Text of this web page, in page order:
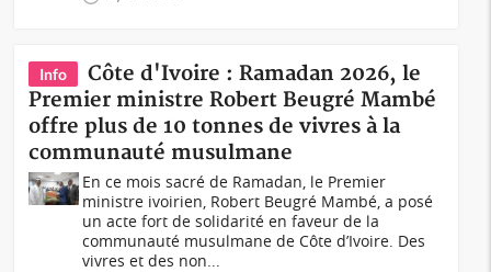
Info
Côte d'Ivoire : Ramadan 2026, le
Premier ministre Robert Beugré Mambé
offre plus de 10 tonnes de vivres à la
communauté musulmane
En ce mois sacré de Ramadan, le Premier
ministre ivoirien, Robert Beugré Mambé, a posé
un acte fort de solidarité en faveur de la
communauté musulmane de Côte d’Ivoire. Des
vivres et des non...